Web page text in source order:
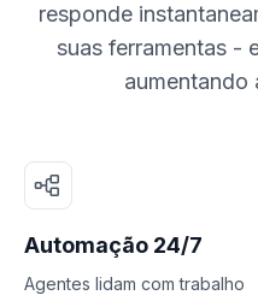
responde
suas ferramentas -
aumentando
Automação 24/7
Agentes lidam com trabalho